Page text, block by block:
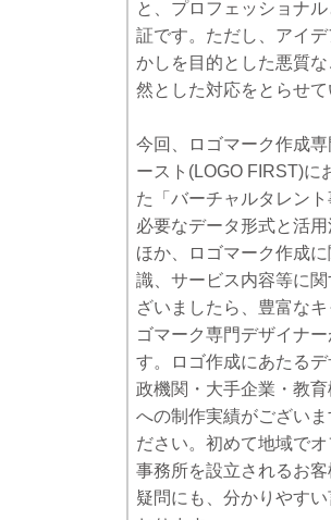
と、プロフェッショナ
証です。ただし、アイ
かしを目的とした悪質
然とした対応をとらせて
今回、ロゴマーク作成
ースト(LOGO FIRST)に
た「バーチャルタレン
必要なデータ形式と活
ほか、ロゴマーク作成
識、サービス内容等に
ざいましたら、豊富な
ゴマーク専門デザイナ
す。ロゴ作成にあたる
政機関・大手企業・教
への制作実績がございま
ださい。初めて地域でオ
事務所を設立されるお
疑問にも、分かりやす